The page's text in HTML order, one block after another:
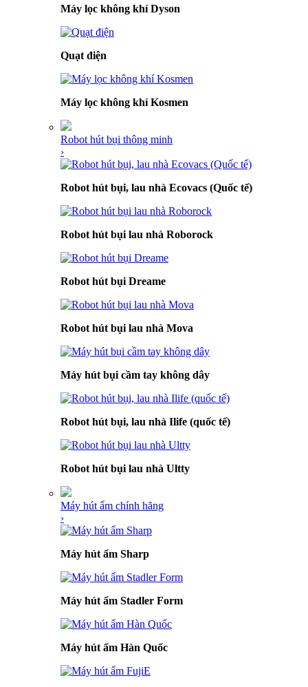
Máy lọc không khí Dyson
Quạt điện
Máy lọc không khí Kosmen
Robot hút bụi thông minh
›
Robot hút bụi, lau nhà Ecovacs (Quốc tế)
Robot hút bụi lau nhà Roborock
Robot hút bụi Dreame
Robot hút bụi lau nhà Mova
Máy hút bụi cầm tay không dây
Robot hút bụi, lau nhà Ilife (quốc tế)
Robot hút bụi lau nhà Ultty
Máy hút ẩm chính hãng
›
Máy hút ẩm Sharp
Máy hút ẩm Stadler Form
Máy hút ẩm Hàn Quốc